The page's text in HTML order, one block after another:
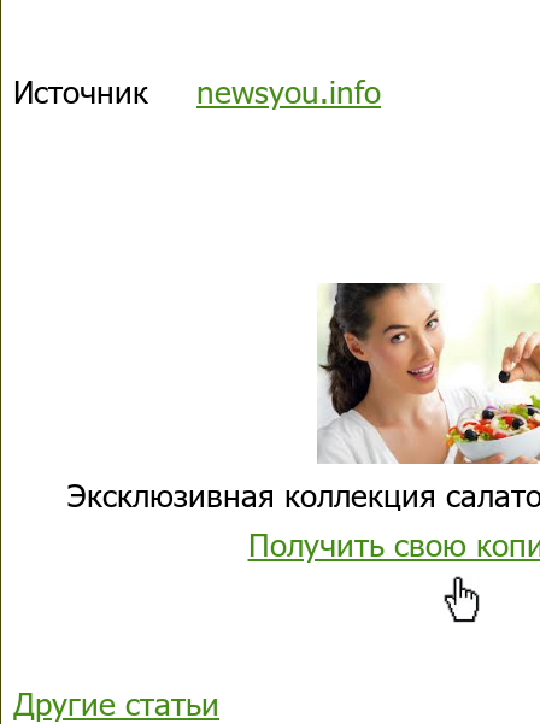
Источник newsyou.info
Эксклюзивная коллекция
Получить свою
Другие статьи